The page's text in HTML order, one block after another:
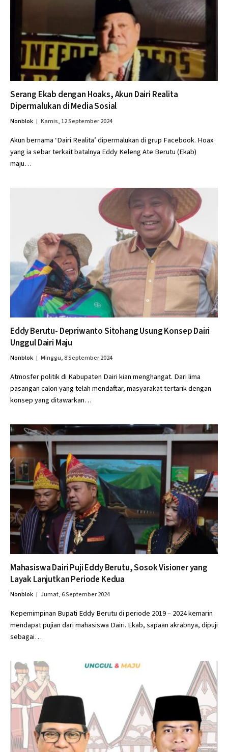
Serang Ekab dengan Hoaks, Akun Dairi Realita
Dipermalukan di Media Sosial
Nonblok Kamis, 12 September 2024
Akun bernama ‘Dairi Realita’ dipermalukan di grup Facebook. Hoax
yang ia sebar terkait batalnya Eddy Keleng Ate Berutu (Ekab)
maju…
Eddy Berutu- Depriwanto Sitohang Usung Konsep Dairi
Unggul Dairi Maju
Nonblok Minggu, 8 September 2024
Atmosfer politik di Kabupaten Dairi kian menghangat. Dari lima
pasangan calon yang telah mendaftar, masyarakat tertarik dengan
konsep yang ditawarkan…
Mahasiswa Dairi Puji Eddy Berutu, Sosok Visioner yang
Layak Lanjutkan Periode Kedua
Nonblok Jumat, 6 September 2024
Kepemimpinan Bupati Eddy Berutu di periode 2019 – 2024 kemarin
mendapat pujian dari mahasiswa Dairi. Ekab, sapaan akrabnya, dipuji
sebagai…